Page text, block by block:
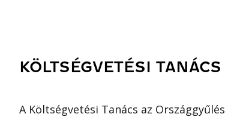
KÖLTSÉGVETÉSI TANÁCS
A Költségvetési Tanács az Országgyűlés